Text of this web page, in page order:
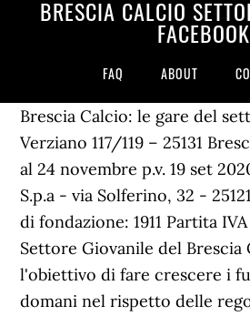
BRESCIA CALCIO
FACEBOOK
FAQ ABOUT
Brescia Calcio: le gare del
Verziano 117/119 – 25131
al 24 novembre p.v. 19 set
S.p.a - via Solferino, 32 -
di fondazione: 1911 Partita
Settore Giovanile del Brescia
l'obiettivo di fare crescere i
domani nel rispetto delle